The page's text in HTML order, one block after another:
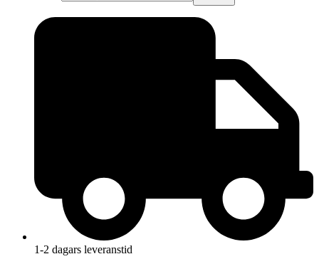
1-2 dagars leveranstid